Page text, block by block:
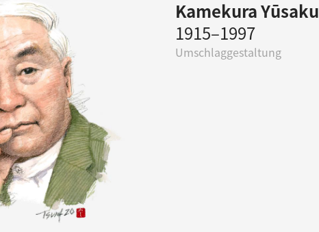
Kamekura Yūsaku
1915–1997
Umschlaggestaltung